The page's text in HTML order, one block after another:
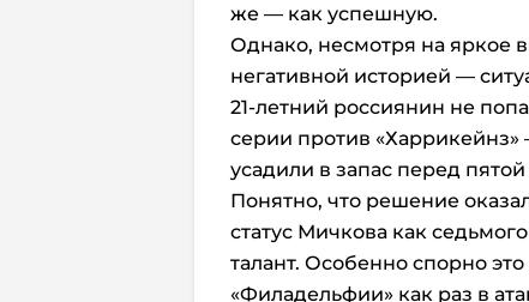
же — как успешную.
Однако, несмотря на яркое
негативной историей —
21-летний россиянин не
серии против «Харрикейнз»
усадили в запас перед
Понятно, что решение
статус Мичкова как
талант. Особенно спорно
«Филадельфии» как раз в